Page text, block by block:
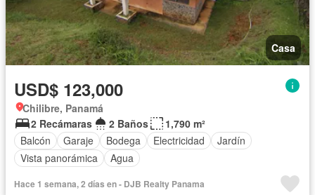
Casa
USD$ 123,000
Chilibre, Panamá
2 Recámaras
2 Baños
1,790 m²
Balcón
Garaje Bodega Electricidad
Jardín
Vista panorámica
Agua
Hace 1 semana, 2 días en - DJB Realty Panama